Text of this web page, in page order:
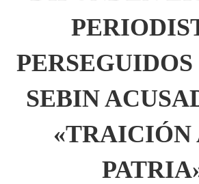
SEBIN
«TRAICIÓN